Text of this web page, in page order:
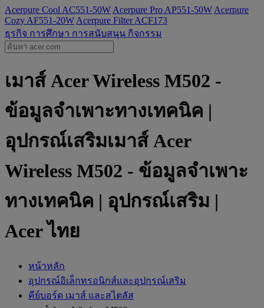
Acerpure Cool AC551-50W Acerpure Pro AP551-50W Acerpure
Cozy AF551-20W Acerpure Filter ACF173
ธุรกิจ การศึกษา การสนับสนุน กิจกรรม
เมาส์ Acer Wireless M502 -
ข้อมูลจำเพาะทางเทคนิค |
อุปกรณ์เสริมเมาส์ Acer
Wireless M502 - ข้อมูลจำเพาะ
ทางเทคนิค | อุปกรณ์เสริม |
Acer ไทย
หน้าหลัก
อุปกรณ์อิเล็กทรอนิกส์และอุปกรณ์เสริม
คีย์บอร์ด เมาส์ และสไตลัส